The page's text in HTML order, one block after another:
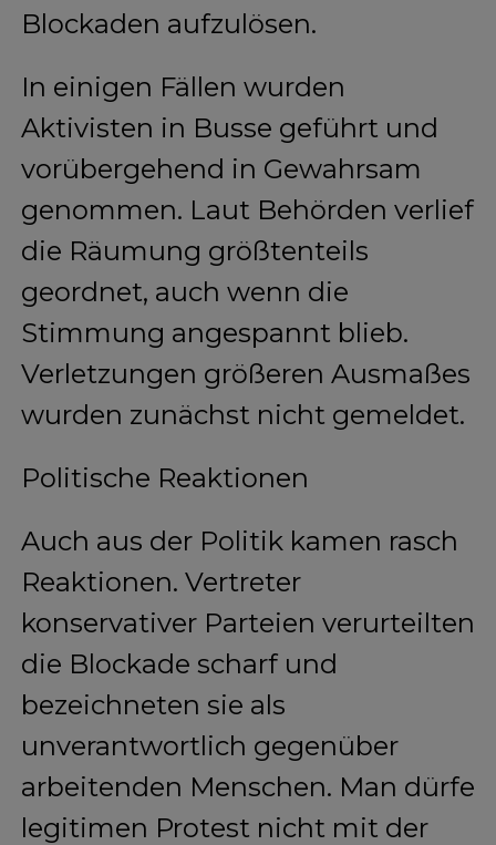
Blockaden aufzulösen.
In einigen Fällen wurden
Aktivisten in Busse geführt und
vorübergehend in Gewahrsam
genommen. Laut Behörden verlief
die Räumung größtenteils
geordnet, auch wenn die
Stimmung angespannt blieb.
Verletzungen größeren Ausmaßes
wurden zunächst nicht gemeldet.
Politische Reaktionen
Auch aus der Politik kamen rasch
Reaktionen. Vertreter
konservativer Parteien verurteilten
die Blockade scharf und
bezeichneten sie als
unverantwortlich gegenüber
arbeitenden Menschen. Man dürfe
legitimen Protest nicht mit der